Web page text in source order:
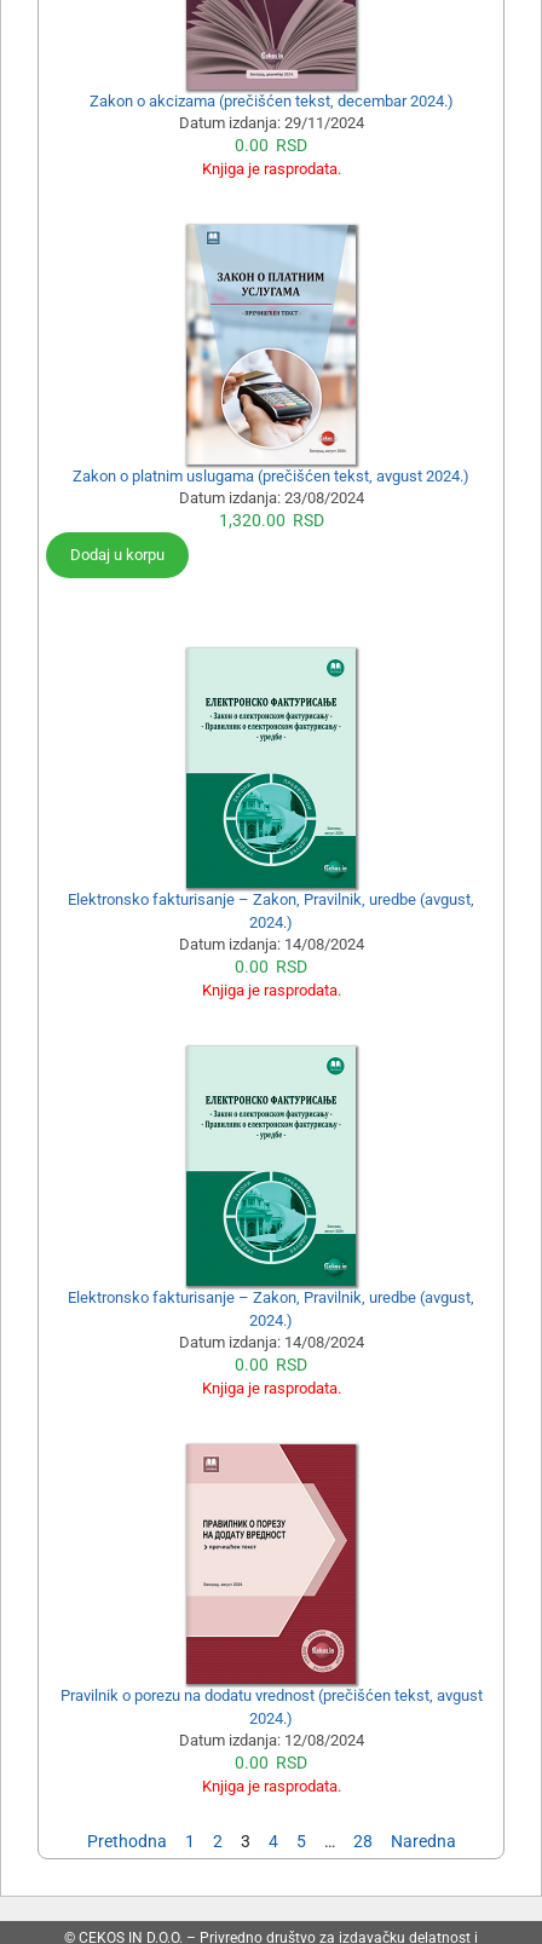
Zakon o akcizama (prečišćen tekst, decembar 2024.)
Datum izdanja: 29/11/2024
0.00 RSD
Knjiga je rasprodata.
Zakon o platnim uslugama (prečišćen tekst, avgust 2024.)
Datum izdanja: 23/08/2024
1,320.00 RSD
Dodaj u korpu
Elektronsko fakturisanje – Zakon, Pravilnik, uredbe (avgust,
2024.)
Datum izdanja: 14/08/2024
0.00 RSD
Knjiga je rasprodata.
Elektronsko fakturisanje – Zakon, Pravilnik, uredbe (avgust,
2024.)
Datum izdanja: 14/08/2024
0.00 RSD
Knjiga je rasprodata.
Pravilnik o porezu na dodatu vrednost (prečišćen tekst, avgust
2024.)
Datum izdanja: 12/08/2024
0.00 RSD
Knjiga je rasprodata.
Prethodna 1 2 3 4 5 … 28 Naredna
© CEKOS IN D.O.O. – Privredno društvo za izdavačku delatnost i